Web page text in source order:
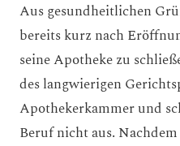
Aus gesundheitlichen
bereits kurz nach
seine Apotheke zu
des langwierigen
Apothekerkammer und
Beruf nicht aus.